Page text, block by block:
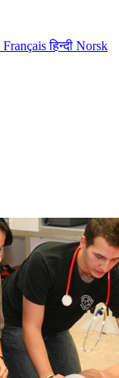
Françaisहिन्दी Norsk